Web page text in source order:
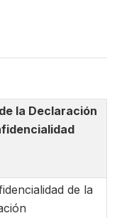
la Declaración
de la